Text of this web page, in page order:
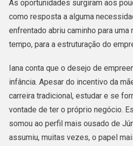
As oportunidades surgiram aos
como resposta a alguma
enfrentado abriu caminho para uma
tempo, para a estruturação do
Iana conta que o desejo de
infância. Apesar do incentivo da
carreira tradicional, estudar e se
vontade de ter o próprio negócio.
somou ao perfil mais ousado de
assumiu, muitas vezes, o papel